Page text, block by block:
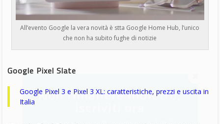
All’evento Google annunciato il Google Pixel Slate, l’anti-iPad
Poco dopo Osterloh si è concentrato sul nuovo smartphone
899 euro peri il Pixel 3 da
5.5 pollici, hardware Snapdragon 845, 4GB di RAM e tecnologia
Bluetooth 5.0. Il
Accetto la
Privacy Policy
REGISTRATI